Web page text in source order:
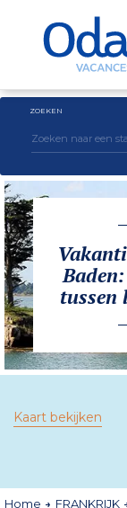
ZOEKEN
tussen
Kaart bekijken
Home FRANKRIJK